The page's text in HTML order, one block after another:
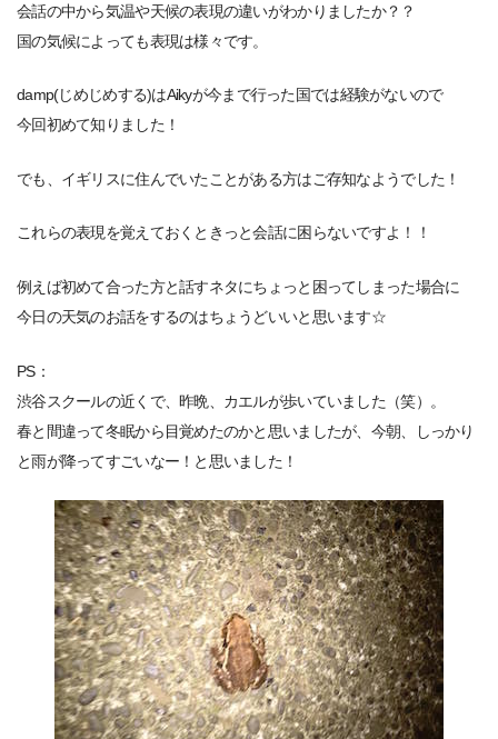
会話の中から気温や天候の表現の違いがわかりましたか？？
国の気候によっても表現は様々です。
damp(じめじめする)はAikyが今まで行った国では経験がないので
今回初めて知りました！
でも、イギリスに住んでいたことがある方はご存知なようでした！
これらの表現を覚えておくときっと会話に困らないですよ！！
例えば初めて合った方と話すネタにちょっと困ってしまった場合に
今日の天気のお話をするのはちょうどいいと思います☆
PS：
渋谷スクールの近くで、昨晩、カエルが歩いていました（笑）。
春と間違って冬眠から目覚めたのかと思いましたが、今朝、しっかり
と雨が降ってすごいなー！と思いました！